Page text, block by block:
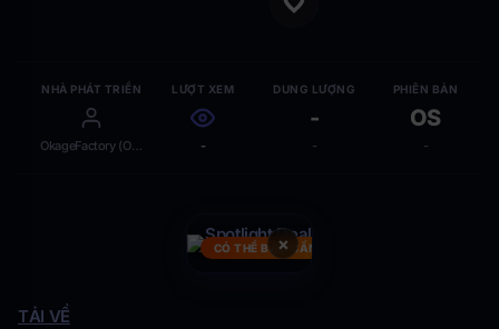
NHÀ PHÁT TRIỂN
OkageFactory (Oka)
LƯỢT XEM
-
DUNG LƯỢNG
-
-
PHIÊN BẢN
OS
-
×
CÓ THỂ BẠN CẦN
TẢI VỀ